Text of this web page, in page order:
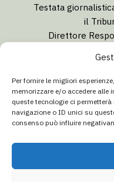
Per fornire le migliori
memorizzare e/o accedere
queste tecnologie ci
navigazione o ID unici su
consenso può influire
Testata
il
Direttore